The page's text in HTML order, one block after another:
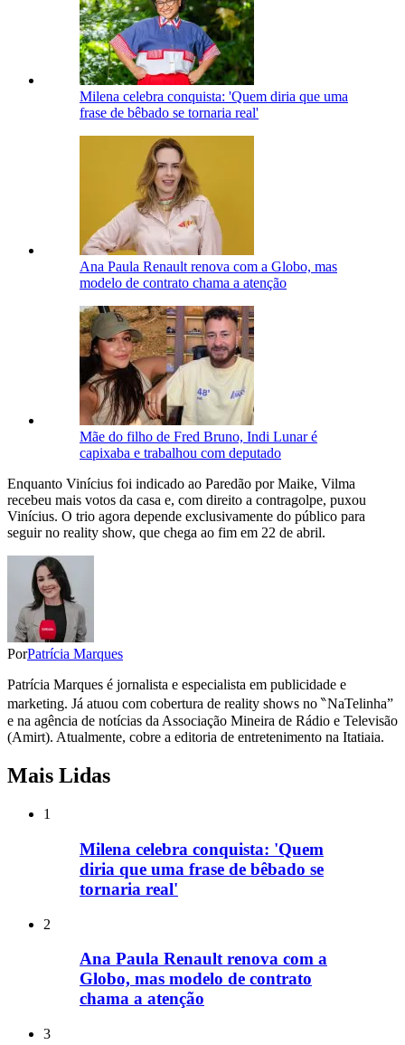
Milena celebra conquista: 'Quem diria que uma
frase de bêbado se tornaria real'
Ana Paula Renault renova com a Globo, mas
modelo de contrato chama a atenção
Mãe do filho de Fred Bruno, Indi Lunar é
capixaba e trabalhou com deputado
Enquanto Vinícius foi indicado ao Paredão por Maike, Vilma
recebeu mais votos da casa e, com direito a contragolpe, puxou
Vinícius. O trio agora depende exclusivamente do público para
seguir no reality show, que chega ao fim em 22 de abril.
PorPatrícia Marques
Patrícia Marques é jornalista e especialista em publicidade e
marketing. Já atuou com cobertura de reality shows no ‶NaTelinha”
e na agência de notícias da Associação Mineira de Rádio e Televisão
(Amirt). Atualmente, cobre a editoria de entretenimento na Itatiaia.
Mais Lidas
1
Milena celebra conquista: 'Quem
diria que uma frase de bêbado se
tornaria real'
2
Ana Paula Renault renova com a
Globo, mas modelo de contrato
chama a atenção
3